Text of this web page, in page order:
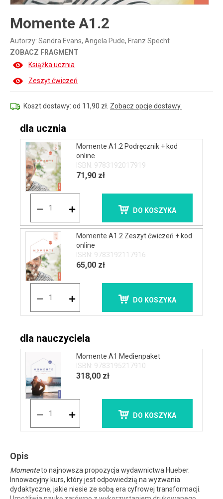
Momente A1.2
Autorzy: Sandra Evans, Angela Pude, Franz Specht
ZOBACZ FRAGMENT
Książka ucznia
Zeszyt ćwiczeń
Koszt dostawy: od 11,90 zł. Zobacz opcje dostawy.
dla ucznia
Momente A1.2 Podręcznik + kod
online
ISBN: 9783192017919
71,90 zł
DO KOSZYKA
Momente A1.2 Zeszyt ćwiczeń + kod
online
ISBN: 9783192117916
65,00 zł
DO KOSZYKA
dla nauczyciela
Momente A1 Medienpaket
ISBN: 9783195217910
318,00 zł
DO KOSZYKA
Opis
Momenteto najnowsza propozycja wydawnictwa Hueber.
Innowacyjny kurs, który jest odpowiedzią na wyzwania
dydaktyczne, jakie niesie ze sobą era cyfrowej transformacji.